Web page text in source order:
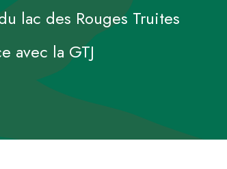
lac des Rouges Truites
avec la GTJ